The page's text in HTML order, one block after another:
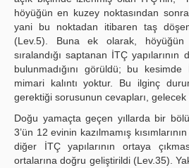
höyüğün en kuzey noktasından
yani bu noktadan itibaren taş
(Lev.5). Buna ek olarak, höyüğün
sıralandığı saptanan İTÇ
bulunmadığını görüldü; bu
mimari kalıntı yoktur. Bu ilginç
gerektiği sorusunun cevapları,
Doğu yamaçta geçen yıllarda bir
3’ün 12 evinin kazılmamış
diğer İTÇ yapılarının ortaya
ortalarına doğru geliştirildi (Lev.35).